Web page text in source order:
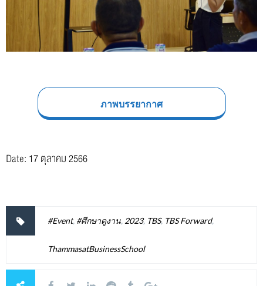
ภาพบรรยากาศ
Date: 17 ตุลาคม 2566
#Event, #ศึกษาดูงาน, 2023, TBS, TBS Forward,
ThammasatBusinessSchool